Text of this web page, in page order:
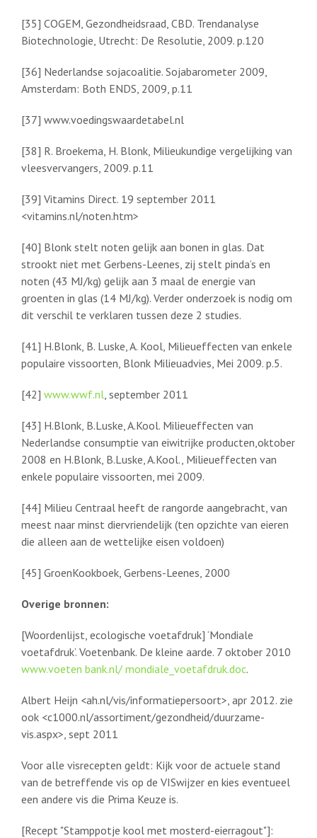
[35] COGEM, Gezondheidsraad, CBD. Trendanalyse
Biotechnologie, Utrecht: De Resolutie, 2009. p.120
[36] Nederlandse sojacoalitie. Sojabarometer 2009,
Amsterdam: Both ENDS, 2009, p.11
[37] www.voedingswaardetabel.nl
[38] R. Broekema, H. Blonk, Milieukundige vergelijking van
vleesvervangers, 2009. p.11
[39] Vitamins Direct. 19 september 2011
<vitamins.nl/noten.htm>
[40] Blonk stelt noten gelijk aan bonen in glas. Dat
strookt niet met Gerbens-Leenes, zij stelt pinda’s en
noten (43 MJ/kg) gelijk aan 3 maal de energie van
groenten in glas (14 MJ/kg). Verder onderzoek is nodig om
dit verschil te verklaren tussen deze 2 studies.
[41] H.Blonk, B. Luske, A. Kool, Milieueffecten van enkele
populaire vissoorten, Blonk Milieuadvies, Mei 2009. p.5.
[42] www.wwf.nl, september 2011
[43] H.Blonk, B.Luske, A.Kool. Milieueffecten van
Nederlandse consumptie van eiwitrijke producten,oktober
2008 en H.Blonk, B.Luske, A.Kool., Milieueffecten van
enkele populaire vissoorten, mei 2009.
[44] Milieu Centraal heeft de rangorde aangebracht, van
meest naar minst diervriendelijk (ten opzichte van eieren
die alleen aan de wettelijke eisen voldoen)
[45] GroenKookboek, Gerbens-Leenes, 2000
Overige bronnen:
[Woordenlijst, ecologische voetafdruk] ‘Mondiale
voetafdruk’. Voetenbank. De kleine aarde. 7 oktober 2010
www.voeten bank.nl/ mondiale_voetafdruk.doc.
Albert Heijn <ah.nl/vis/informatiepersoort>, apr 2012. zie
ook <c1000.nl/assortiment/gezondheid/duurzame-
vis.aspx>, sept 2011
Voor alle visrecepten geldt: Kijk voor de actuele stand
van de betreffende vis op de VISwijzer en kies eventueel
een andere vis die Prima Keuze is.
[Recept "Stamppotje kool met mosterd-eierragout"]: